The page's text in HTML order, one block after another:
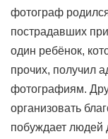
фотограф
пострадавших
один ребёнок,
прочих, получил
фотографиям.
организовать
побуждает людей